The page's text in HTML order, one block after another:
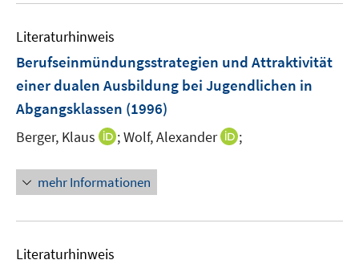
Literaturhinweis
Berufseinmündungsstrategien und Attraktivität
einer dualen Ausbildung bei Jugendlichen in
Abgangsklassen (1996)
Berger, Klaus
I
n
e
;Wolf, Alexander
I;
mehr Informationen
Literaturhinweis